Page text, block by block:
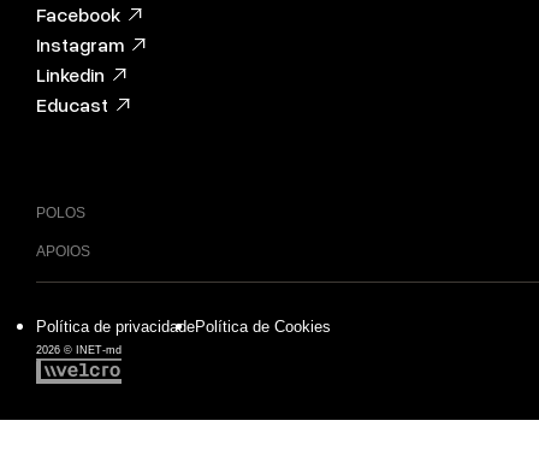
Facebook
Instagram
Linkedin
Educast
POLOS
APOIOS
2026 © INET-md
Política de privacidadePolítica de Cookies